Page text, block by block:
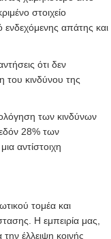
στοιχείο
ενδεχόμενης απάτης και
ότι δεν
του κινδύνου της
των κινδύνων
28% των
αντίστοιχη
τομέα και
Η εμπειρία μας,
έλλειψη κοινής